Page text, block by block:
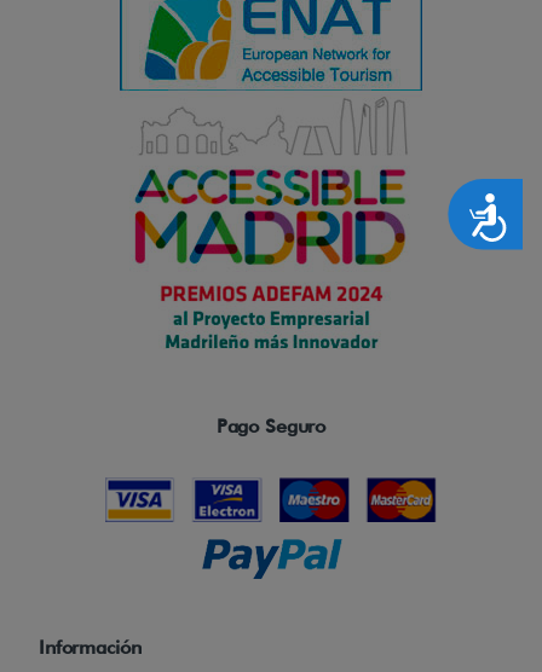
Accesibilidad
Pago Seguro
Información